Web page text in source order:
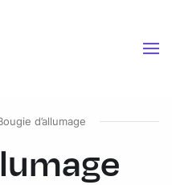
d’allumage